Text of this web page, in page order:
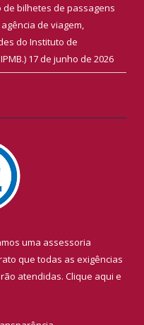
bilhetes de passagens
de viagem,
do Instituto de
17 de junho de 2026
uma assessoria
que todas as exigências
atendidas. Clique aqui e